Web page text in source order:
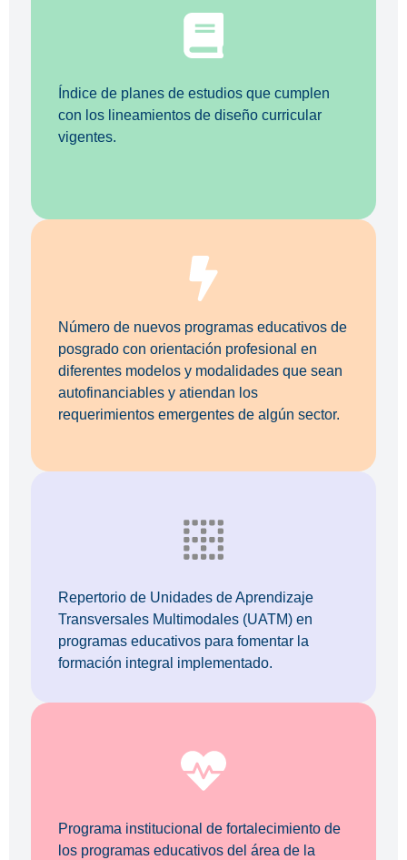
Índice de planes de estudios que cumplen
con los lineamientos de diseño curricular
vigentes.
Número de nuevos programas educativos de
posgrado con orientación profesional en
diferentes modelos y modalidades que sean
autofinanciables y atiendan los
requerimientos emergentes de algún sector.
Repertorio de Unidades de Aprendizaje
Transversales Multimodales (UATM) en
programas educativos para fomentar la
formación integral implementado.
Programa institucional de fortalecimiento de
los programas educativos del área de la